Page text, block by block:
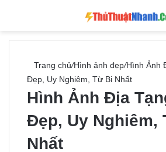
Trang chủ/Hình ảnh đẹp/Hình Ảnh
Đẹp, Uy Nghiêm, Từ Bi Nhất
Hình Ảnh Địa
Đẹp, Uy Nghiêm,
Nhất